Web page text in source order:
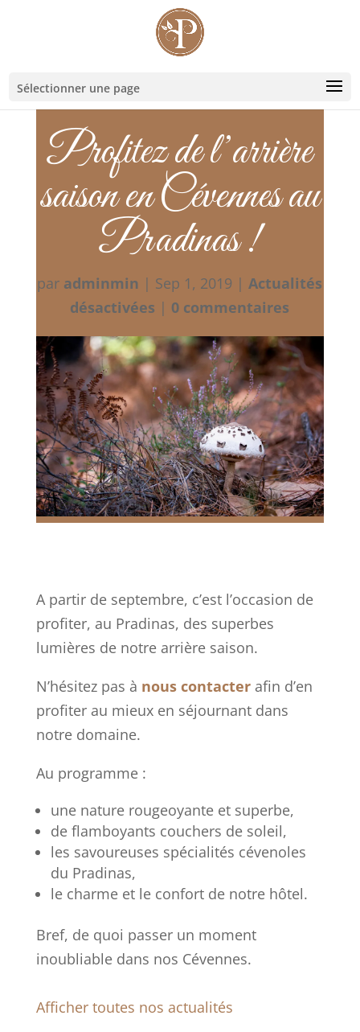
Sélectionner une page
Profitez de l’arrière
saison en Cévennes au
Pradinas !
par adminmin | Sep 1, 2019 |Actualités
désactivées | 0 commentaires
A partir de septembre, c’est l’occasion de
profiter, au Pradinas, des superbes
lumières de notre arrière saison.
N’hésitez pas à nous contacterafin d’en
profiter au mieux en séjournant dans
notre domaine.
Au programme :
une nature rougeoyante et superbe,
de flamboyants couchers de soleil,
les savoureuses spécialités cévenoles
du Pradinas,
le charme et le confort de notre hôtel.
Bref, de quoi passer un moment
inoubliable dans nos Cévennes.
Afficher toutes nos actualités